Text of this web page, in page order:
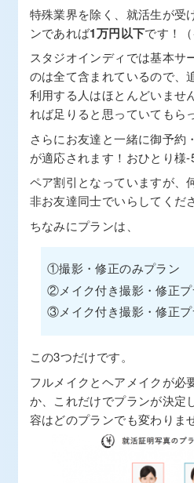
特殊業界を除く、就活生が受
ンであれば1万円以下です！
スタジオインディでは基本サ
のは全て含まれているので、
利用する人はほとんどいませ
れば足りると思っていてもら
さらにお友達と一緒に御予約
が適応されます！おひとり様-
ペア割引となっていますが、
非お友達同士でいらしてくだ
ちなみにプランは、
①撮影・修正のみプラン
②メイク付き撮影・修正プ
③メイク付き撮影・修正プ
この3つだけです。
フルメイクとヘアメイクが必
か、これだけでプランが決定
容はどのプランでも変わりま